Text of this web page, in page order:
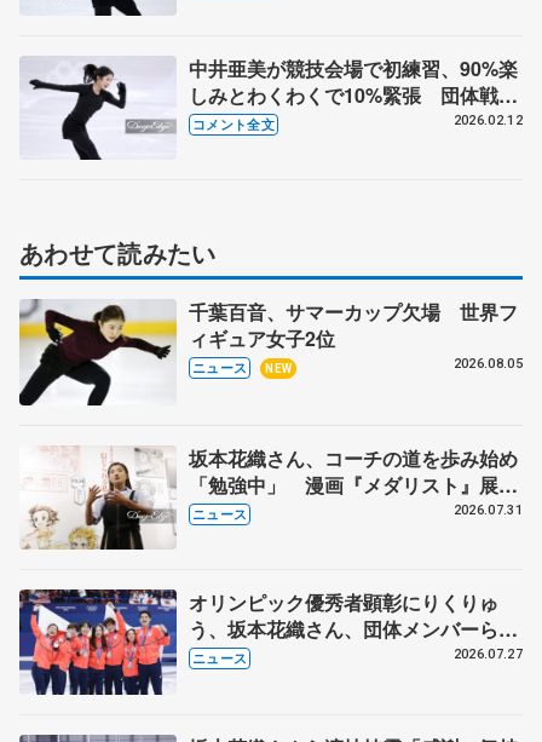
中井亜美が競技会場で初練習、90%楽
しみとわくわくで10%緊張 団体戦は
正座して観戦【12日公式練習】
コメント全文 2026.02.12
あわせて読みたい
千葉百音、サマーカップ欠場 世界フ
ィギュア女子2位
ニュース NEW 2026.08.05
坂本花織さん、コーチの道を歩み始め
「勉強中」 漫画『メダリスト』展覧
会で子どもたちにエール
ニュース 2026.07.31
オリンピック優秀者顕彰にりくりゅ
う、坂本花織さん、団体メンバーら
8月7日に文科省が表彰式、ブルーノ・
ニュース 2026.07.27